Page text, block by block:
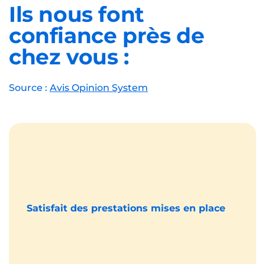
Ils nous font
confiance près de
chez vous :
Source : Avis Opinion System
Satisfait des prestations mises en place